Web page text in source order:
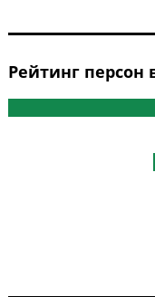
Рейтинг персон